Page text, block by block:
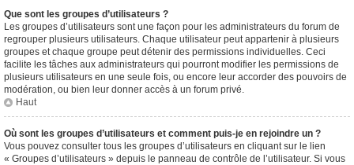
Que sont les groupes d’utilisateurs ?
Les groupes d’utilisateurs sont une façon pour les administrateurs du forum de
regrouper plusieurs utilisateurs. Chaque utilisateur peut appartenir à plusieurs
groupes et chaque groupe peut détenir des permissions individuelles. Ceci
facilite les tâches aux administrateurs qui pourront modifier les permissions de
plusieurs utilisateurs en une seule fois, ou encore leur accorder des pouvoirs de
modération, ou bien leur donner accès à un forum privé.
Haut
Où sont les groupes d’utilisateurs et comment puis-je en rejoindre un ?
Vous pouvez consulter tous les groupes d’utilisateurs en cliquant sur le lien
« Groupes d’utilisateurs » depuis le panneau de contrôle de l’utilisateur. Si vous